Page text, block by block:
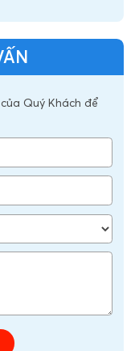
Quý Khách để